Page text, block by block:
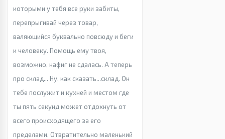
которыми у тебя все руки забиты,
перепрыгивай через товар,
валяющийся буквально повсюду и беги
к человеку. Помощь ему твоя,
возможно, нафиг не сдалась. А теперь
про склад... Ну, как сказать...склад. Он
тебе послужит и кухней и местом где
ты пять секунд может отдохнуть от
всего происходящего за его
пределами. Отвратительно маленький